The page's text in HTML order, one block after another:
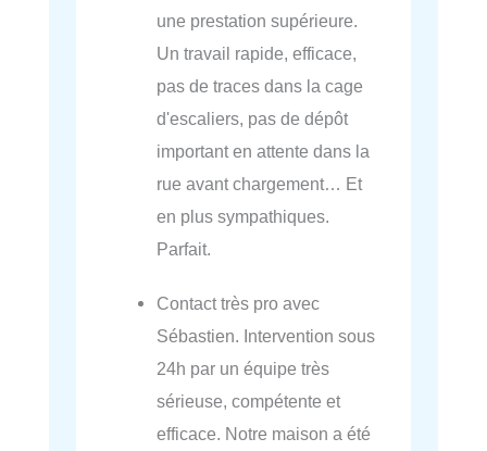
une prestation supérieure.
Un travail rapide, efficace,
pas de traces dans la cage
d'escaliers, pas de dépôt
important en attente dans la
rue avant chargement… Et
en plus sympathiques.
Parfait.
Contact très pro avec
Sébastien. Intervention sous
24h par un équipe très
sérieuse, compétente et
efficace. Notre maison a été